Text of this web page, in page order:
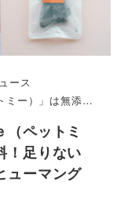
ース
ューマングレードおやつ【2021年3月開始】
（ペットミ
！足りない
ューマング